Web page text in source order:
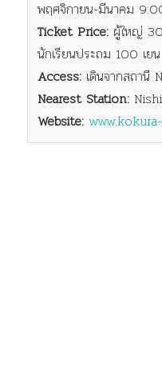
พฤศจิกายน-มีนาคม
Ticket Price:ผู้ใหญ่
นักเรียนประถม 100 เยน
Access:เดินจากสถานี
Nearest Station:
Website: